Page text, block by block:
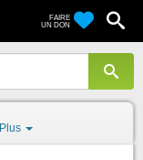
FAIRE
UN DON
Plus